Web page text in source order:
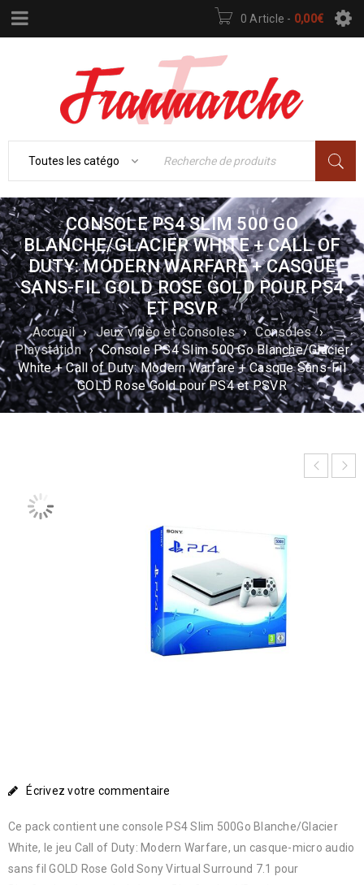
0 Article - 0,00€
CONSOLE PS4 SLIM 500 GO
BLANCHE/GLACIER WHITE + CALL OF
DUTY: MODERN WARFARE + CASQUE
SANS-FIL GOLD ROSE GOLD POUR PS4
ET PSVR
Accueil › Jeux vidéo et Consoles › Consoles ›
Playstation › Console PS4 Slim 500 Go Blanche/Glacier
White + Call of Duty: Modern Warfare + Casque Sans-Fil
GOLD Rose Gold pour PS4 et PSVR
Écrivez votre commentaire
Ce pack contient une console PS4 Slim 500Go Blanche/Glacier
White, le jeu Call of Duty: Modern Warfare, un casque-micro audio
sans fil GOLD Rose Gold Sony Virtual Surround 7.1 pour